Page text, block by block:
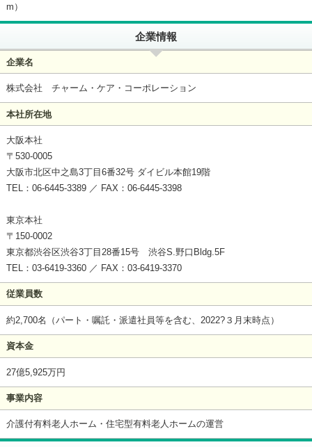
m）
企業情報
企業名
株式会社 チャーム・ケア・コーポレーション
本社所在地
大阪本社
〒530-0005
大阪市北区中之島3丁目6番32号 ダイビル本館19階
TEL：06-6445-3389 ／ FAX：06-6445-3398
東京本社
〒150-0002
東京都渋谷区渋谷3丁目28番15号 渋谷S.野口Bldg.5F
TEL：03-6419-3360 ／ FAX：03-6419-3370
従業員数
約2,700名（パート・嘱託・派遣社員等を含む、2022?３月末時点）
資本金
27億5,925万円
事業内容
介護付有料老人ホーム・住宅型有料老人ホームの運営